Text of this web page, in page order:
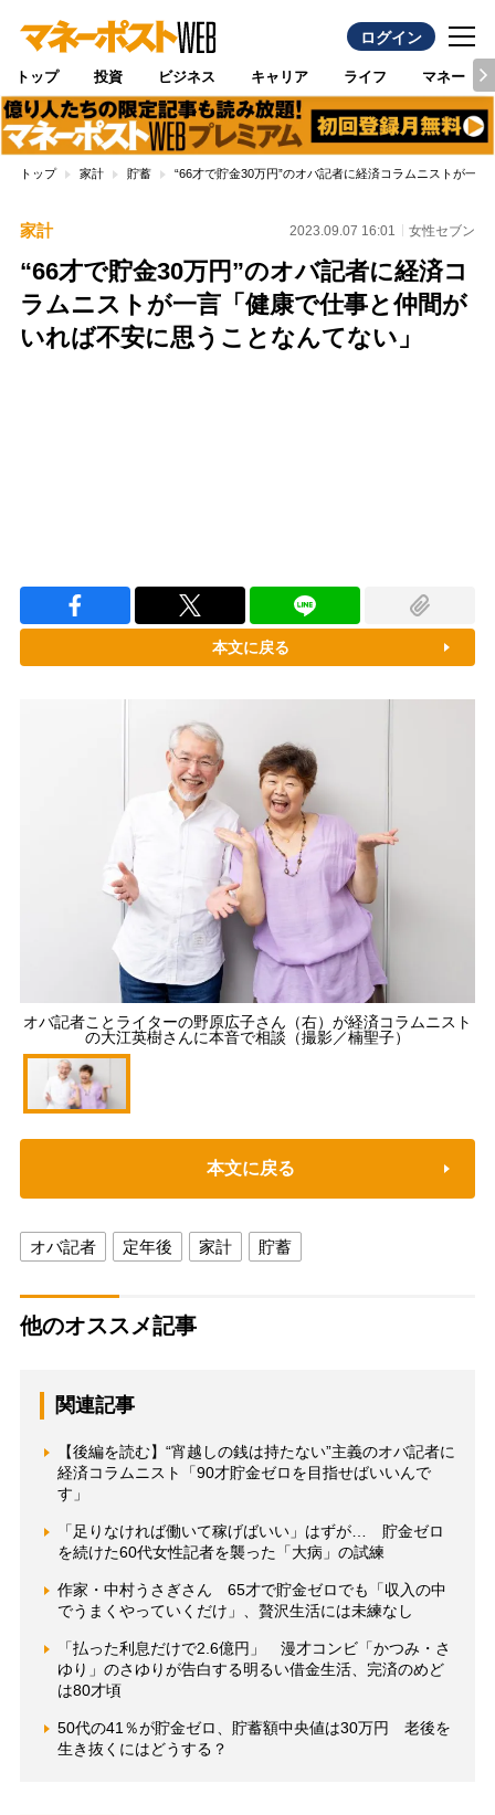
ログイン
トップ 投資 ビジネス キャリア ライフ マネー
トップ 家計 貯蓄 “66才で貯金30万円”のオバ記者に経済コラムニストが一
家計 2023.09.07 16:01 女性セブン
“66才で貯金30万円”のオバ記者に経済コ
ラムニストが一言「健康で仕事と仲間が
いれば不安に思うことなんてない」
本文に戻る
オバ記者ことライターの野原広子さん（右）が経済コラムニスト
の大江英樹さんに本音で相談（撮影／楠聖子）
本文に戻る
オバ記者 定年後 家計 貯蓄
他のオススメ記事
関連記事
【後編を読む】“宵越しの銭は持たない”主義のオバ記者に
経済コラムニスト「90才貯金ゼロを目指せばいいんで
す」
「足りなければ働いて稼げばいい」はずが… 貯金ゼロ
を続けた60代女性記者を襲った「大病」の試練
作家・中村うさぎさん 65才で貯金ゼロでも「収入の中
でうまくやっていくだけ」、贅沢生活には未練なし
「払った利息だけで2.6億円」 漫才コンビ「かつみ・さ
ゆり」のさゆりが告白する明るい借金生活、完済のめど
は80才頃
50代の41％が貯金ゼロ、貯蓄額中央値は30万円 老後を
生き抜くにはどうする？